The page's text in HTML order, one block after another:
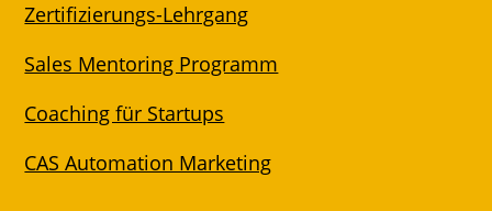
Zertifizierungs-Lehrgang
Sales Mentoring Programm
Coaching für Startups
CAS Automation Marketing